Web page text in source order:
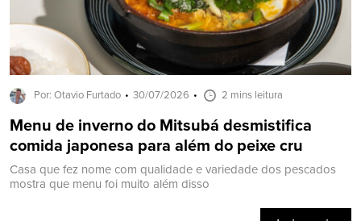
Por: Otavio Furtado 30/07/2026 2 mins leitura
Menu de inverno do Mitsubá desmistifica
comida japonesa para além do peixe cru
Casa que fez nome com qualidade e variedade dos pescados
mostra que menu foi muito além disso